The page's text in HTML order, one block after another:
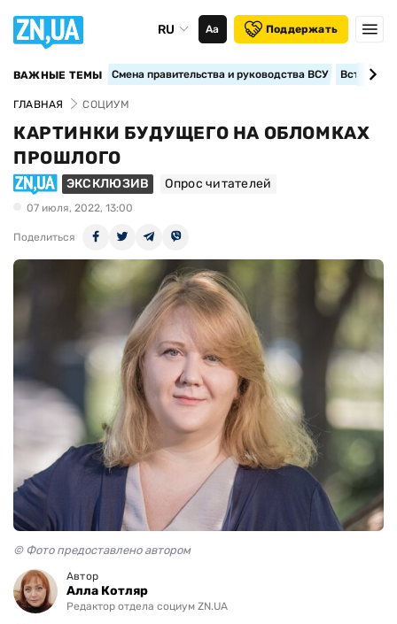
RU Аа Поддержать
ВАЖНЫЕ ТЕМЫ Смена правительства и руководства ВСУ
ГЛАВНАЯ СОЦИУМ
КАРТИНКИ БУДУЩЕГО НА ОБЛОМКАХ
ПРОШЛОГО
ЭКСКЛЮЗИВ Опрос читателей
07 июля, 2022, 13:00
Поделиться
© Фото предоставлено автором
Автор
Алла Котляр
Редактор отдела социум ZN.UA